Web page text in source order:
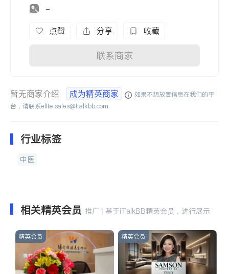
-
点赞 分享 收藏
联系商家
暂无商家介绍 成为精英商家
如果不想放置信息在我们的平
台，请联系elite.sales@italkbb.com
行业标签
中医
相关精英会员 推广 | 基于iTalkBB精英会员，进行展示
精英会员 精英会员